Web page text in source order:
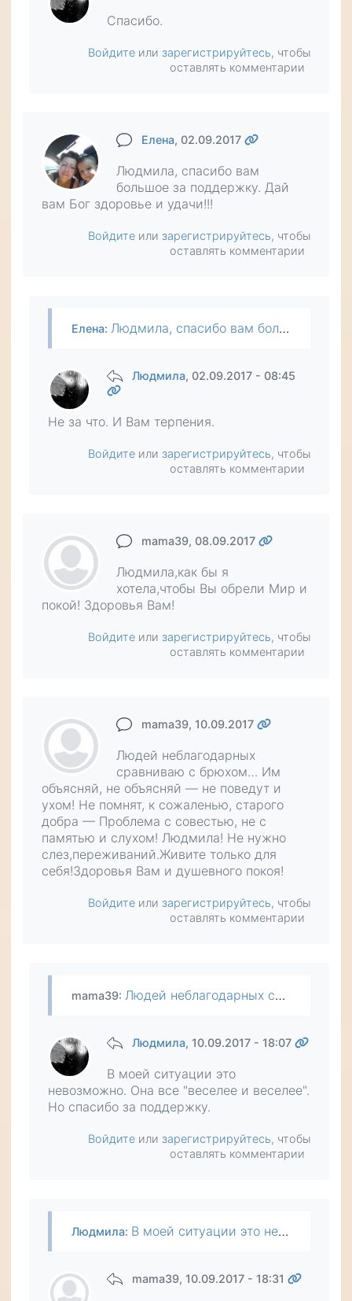
Спасибо.
Войдите или зарегистрируйтесь, чтобы
оставлять комментарии
Елена, 02.09.2017
Людмила, спасибо вам
большое за поддержку. Дай
вам Бог здоровье и удачи!!!
Войдите или зарегистрируйтесь, чтобы
оставлять комментарии
Елена: Людмила, спасибо вам большое за поддержку. Дай вам Бог здоровье и удачи!!!
Людмила, 02.09.2017 - 08:45
Не за что. И Вам терпения.
Войдите или зарегистрируйтесь, чтобы
оставлять комментарии
mama39, 08.09.2017
Людмила,как бы я
хотела,чтобы Вы обрели Мир и
покой! Здоровья Вам!
Войдите или зарегистрируйтесь, чтобы
оставлять комментарии
mama39, 10.09.2017
Людей неблагодарных
сравниваю с брюхом… Им
объясняй, не объясняй — не поведут и
ухом! Не помнят, к сожаленью, старого
добра — Проблема с совестью, не с
памятью и слухом! Людмила! Не нужно
слез,переживаний.Живите только для
себя!Здоровья Вам и душевного покоя!
Войдите или зарегистрируйтесь, чтобы
оставлять комментарии
mama39: Людей неблагодарных сравниваю с брюхом… Им объясняй, не объясняй — не поведут и ухом! Не помнят, к сожаленью, старого добра — Проблема с совестью, не с памятью и слухом! Людмила! Не нужно слез…
Людмила, 10.09.2017 - 18:07
В моей ситуации это
невозможно. Она все "веселее и веселее".
Но спасибо за поддержку.
Войдите или зарегистрируйтесь, чтобы
оставлять комментарии
Людмила: В моей ситуации это невозможно. Она все "веселее и веселее". Но спасибо за поддержку.
mama39, 10.09.2017 - 18:31